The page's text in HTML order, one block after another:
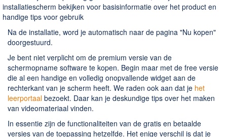
installatiescherm bekijken voor basisinformatie over het product en
handige tips voor gebruik
Na de installatie, word je automatisch naar de pagina "Nu kopen"
doorgestuurd.
Je bent niet verplicht om de premium versie van de
schermopname software te kopen. Begin maar met de free versie
die al een handige en volledig onopvallende widget aan de
rechterkant van je scherm heeft. We raden ook aan dat je het
leerportaal bezoekt. Daar kan je deskundige tips over het maken
van videomateriaal vinden.
In essentie zijn de functionaliteiten van de gratis en betaalde
versies van de toepassing hetzelfde. Het enige verschil is dat je